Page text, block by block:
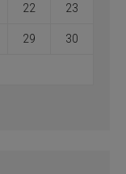
22 23
29 30